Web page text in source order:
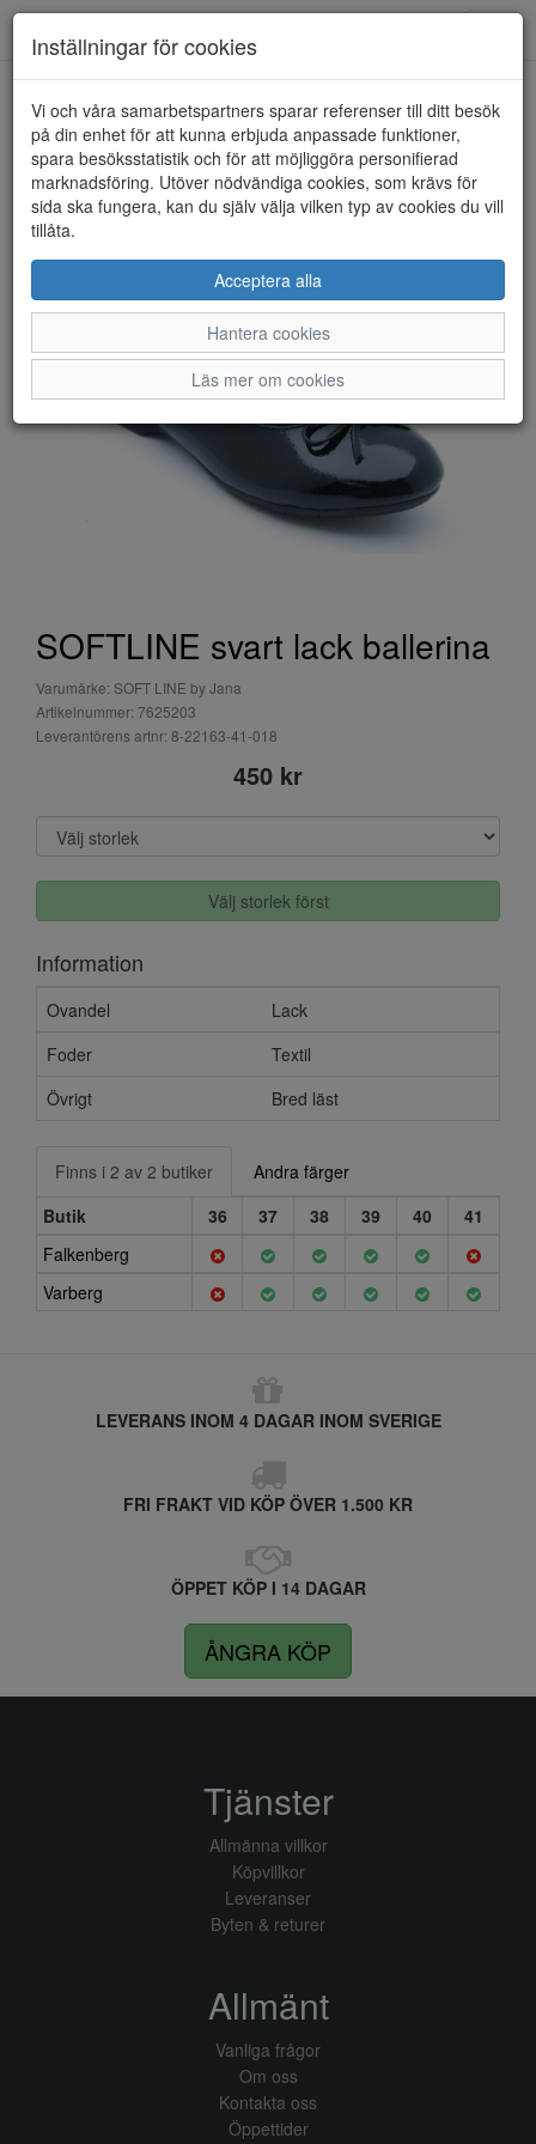
HEM SOFT LINE BY JANA
SOFTLINE svart lack ballerina
Varumärke: SOFT LINE by Jana
Artikelnummer: 7625203
Leverantörens artnr: 8-22163-41-018
450 kr
Välj storlek först
Information
Ovandel
Lack
Foder
Textil
Övrigt
Bred läst
Finns i 2 av 2 butiker
Andra färger
Butik
36 37 38 39 40
41
Falkenberg
Varberg
LEVERANS INOM 4 DAGAR INOM SVERIGE
FRI FRAKT VID KÖP ÖVER 1.500 KR
ÖPPET KÖP I 14 DAGAR
ÅNGRA KÖP
Inställningar för cookies
Vi och våra samarbetspartners sparar referenser till ditt besök
på din enhet för att kunna erbjuda anpassade funktioner,
spara besöksstatistik och för att möjliggöra personifierad
marknadsföring. Utöver nödvändiga cookies, som krävs för
sida ska fungera, kan du själv välja vilken typ av cookies du vill
tillåta.
Acceptera alla
Hantera cookies
Läs mer om cookies
Tjänster
Allmänna villkor
Köpvillkor
Leveranser
Byten & returer
Allmänt
Vanliga frågor
Om oss
Kontakta oss
Öppettider